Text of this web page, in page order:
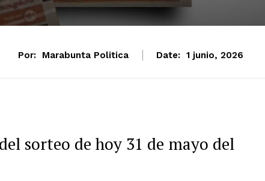
Por: Marabunta Politica Date: 1 junio, 2026
sorteo de hoy 31 de mayo del